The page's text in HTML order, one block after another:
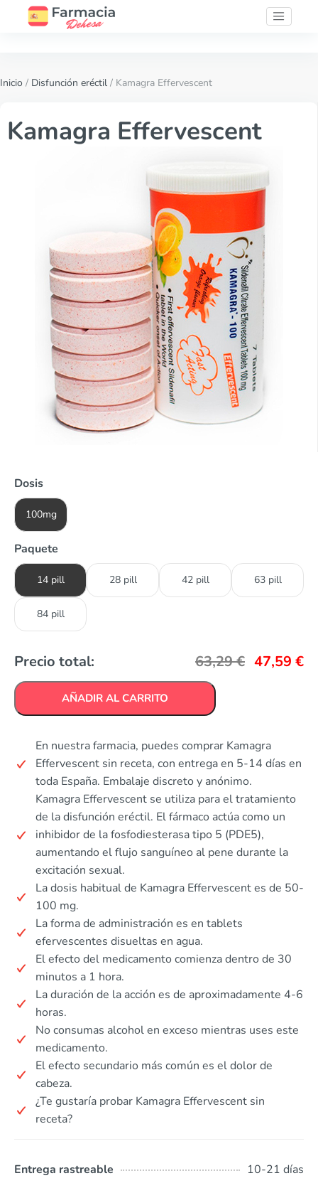
Inicio / Disfunción eréctil / Kamagra Effervescent
Kamagra Effervescent
Dosis
100mg
Paquete
14 pill 28 pill 42 pill 63 pill
84 pill
Precio total: 63,29€ 47,59 €
AÑADIR AL CARRITO
En nuestra farmacia, puedes comprar Kamagra
Effervescent sin receta, con entrega en 5-14 días en
toda España. Embalaje discreto y anónimo.
Kamagra Effervescent se utiliza para el tratamiento
de la disfunción eréctil. El fármaco actúa como un
inhibidor de la fosfodiesterasa tipo 5 (PDE5),
aumentando el flujo sanguíneo al pene durante la
excitación sexual.
La dosis habitual de Kamagra Effervescent es de 50-
100 mg.
La forma de administración es en tablets
efervescentes disueltas en agua.
El efecto del medicamento comienza dentro de 30
minutos a 1 hora.
La duración de la acción es de aproximadamente 4-6
horas.
No consumas alcohol en exceso mientras uses este
medicamento.
El efecto secundario más común es el dolor de
cabeza.
¿Te gustaría probar Kamagra Effervescent sin
receta?
Entrega rastreable
10-21 días